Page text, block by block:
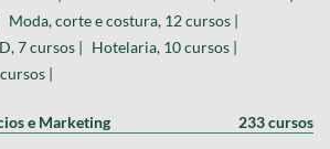
Moda, corte e costura, 12 cursos |
7 cursos | Hotelaria, 10 cursos |
|
e Marketing 233 cursos